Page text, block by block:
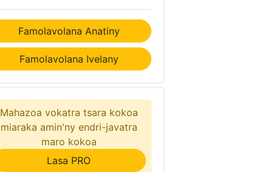
Famolavolana Anatiny
Famolavolana Ivelany
Mahazoa vokatra tsara kokoa
miaraka amin'ny endri-javatra
maro kokoa
Lasa PRO